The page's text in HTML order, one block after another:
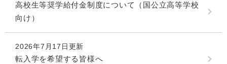
高校生等奨学給付金制度について（国公立高等学校
向け）
2026年7月17日更新
転入学を希望する皆様へ